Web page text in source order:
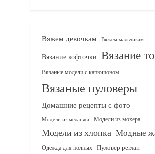
Вяжем девочкам Вяжем мальчикам
Вязание кофточки Вязание
Вязаные модели с капюшоном
Вязаные пуловеры
Домашние рецепты с фото
Модели из меланжа Модели из мохера
Модели из хлопка Модные
Одежда для полных Пуловер реглан